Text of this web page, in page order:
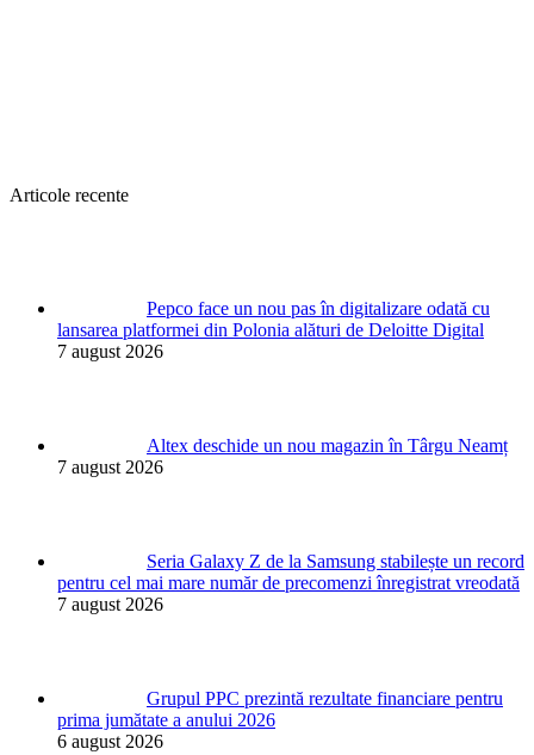
Articole recente
Pepco face un nou pas în digitalizare odată cu
lansarea platformei din Polonia alături de Deloitte Digital
7 august 2026
Altex deschide un nou magazin în Târgu Neamț
7 august 2026
Seria Galaxy Z de la Samsung stabilește un record
pentru cel mai mare număr de precomenzi înregistrat vreodată
7 august 2026
Grupul PPC prezintă rezultate financiare pentru
prima jumătate a anului 2026
6 august 2026